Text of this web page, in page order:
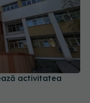
activitatea